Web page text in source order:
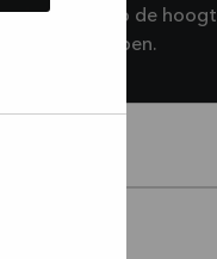
om op de
in petto hebben.